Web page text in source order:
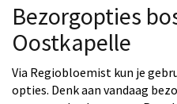
Bezorgopties
Oostkapelle
Via Regiobloemist kun je
opties. Denk aan vandaag